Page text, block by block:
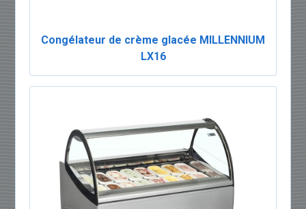
Congélateur de crème glacée MILLENNIUM
LX16